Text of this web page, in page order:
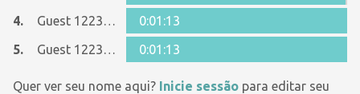
4.
Guest 12237642
0:01:13
5.
Guest 12237642 0:01:13
Quer ver seu nome aqui? Inicie sessão para editar seu